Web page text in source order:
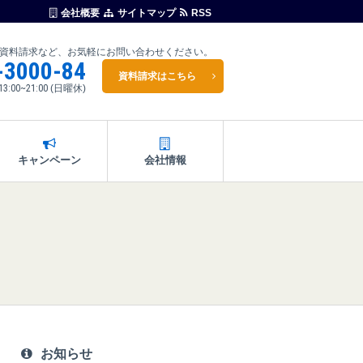
会社概要 サイトマップ RSS
料請求など、お気軽にお問い合わせください。
84
(日曜休)
資料請求はこちら
キャンペーン 会社情報
お知らせ